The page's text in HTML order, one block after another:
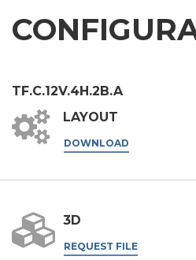
应用领域
雕刻
铝材加工
金属加工
汽车
船舶
信息
根据第196/03号法令、第679/
（GDPR）及适用法律处理个人数
TF.C.12V.4H.2B.A
LAYOUT
DOWNLOAD
3D
REQUEST FILE